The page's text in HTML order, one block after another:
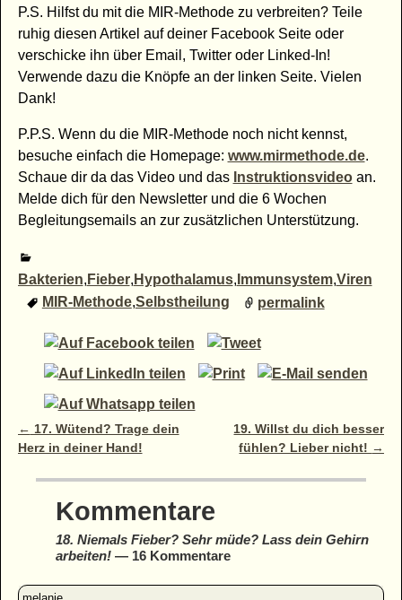
P.S. Hilfst du mit die MIR-Methode zu verbreiten? Teile
ruhig diesen Artikel auf deiner Facebook Seite oder
verschicke ihn über Email, Twitter oder Linked-In!
Verwende dazu die Knöpfe an der linken Seite. Vielen
Dank!
P.P.S. Wenn du die MIR-Methode noch nicht kennst,
besuche einfach die Homepage: www.mirmethode.de.
Schaue dir da das Video und das Instruktionsvideoan.
Melde dich für den Newsletter und die 6 Wochen
Begleitungsemails an zur zusätzlichen Unterstützung.
Bakterien, Fieber, Hypothalamus, Immunsystem,Viren
MIR-Methode,Selbstheilung permalink
Artikelnavigation
← 17. Wütend? Trage dein
Herz in deiner Hand!
19. Willst du dich besser
fühlen? Lieber nicht! →
Kommentare
18. Niemals Fieber? Sehr müde? Lass dein Gehirn
arbeiten!— 16 Kommentare